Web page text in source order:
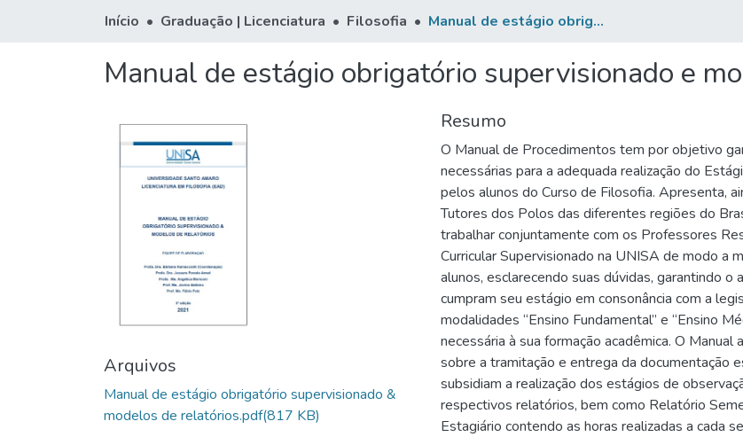
Início Graduação | Licenciatura Filosofia Manual de estágio obrigatório supervisionado e modelos de relatórios
Manual de estágio obrigatório supervisionado e
Arquivos
Manual de estágio obrigatório supervisionado &
modelos de relatórios.pdf(817 KB)
Resumo
O Manual de Procedimentos tem por objetivo
necessárias para a adequada realização do
pelos alunos do Curso de Filosofia. Apresenta,
Tutores dos Polos das diferentes regiões do
trabalhar conjuntamente com os Professores
Curricular Supervisionado na UNISA de modo a
alunos, esclarecendo suas dúvidas, garantindo o
cumpram seu estágio em consonância com a
modalidades “Ensino Fundamental” e “Ensino
necessária à sua formação acadêmica. O
sobre a tramitação e entrega da documentação
subsidiam a realização dos estágios de
respectivos relatórios, bem como Relatório
Estagiário contendo as horas realizadas a cada